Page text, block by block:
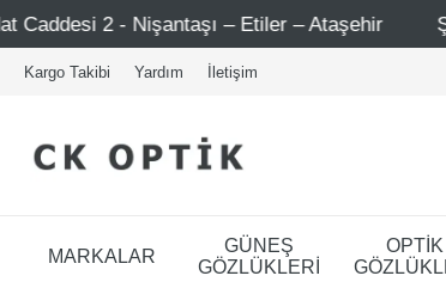
– Etiler – Ataşehir Şimdi Üye ol !
Kargo Takibi Yardım İletişim
MARKALAR
GÜNEŞ
GÖZLÜKLERİ
OPTİK